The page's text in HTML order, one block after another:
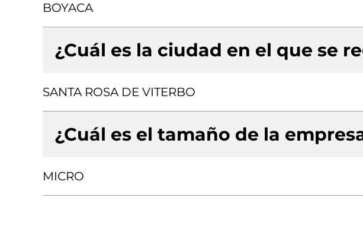
BOYACA
¿Cuál es la ciudad en el que se
SANTA ROSA DE VITERBO
¿Cuál es el tamaño de la
MICRO